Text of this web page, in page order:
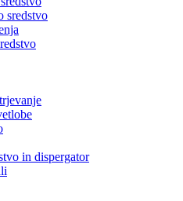
sredstvo
in dispergator